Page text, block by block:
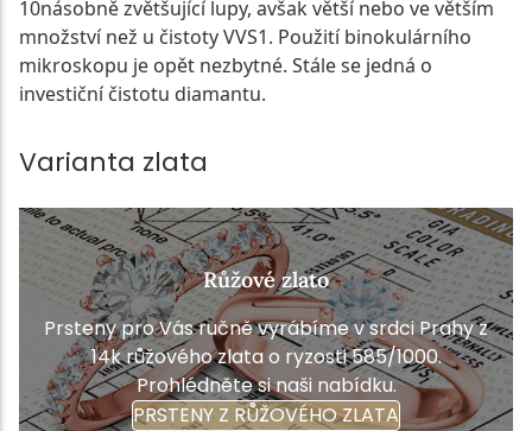
10násobně zvětšující lupy, avšak větší nebo ve větším
množství než u čistoty VVS1. Použití binokulárního
mikroskopu je opět nezbytné. Stále se jedná o
investiční čistotu diamantu.
Varianta zlata
Růžové zlato
Prsteny pro Vás ručně vyrábíme v srdci Prahy z
14k růžového zlata o ryzosti 585/1000.
Prohlédněte si naši nabídku.
PRSTENY Z RŮŽOVÉHO ZLATA